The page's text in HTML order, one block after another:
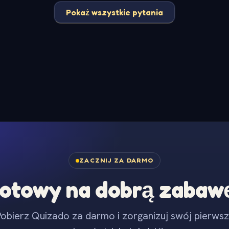
Pokaż wszystkie pytania
ZACZNIJ ZA DARMO
na dobrą
Quizado za darmo i zorganizuj swój